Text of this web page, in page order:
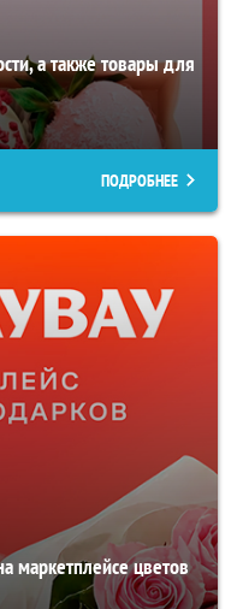
а также товары для
ПОДРОБНЕЕ
маркетплейсе цветов